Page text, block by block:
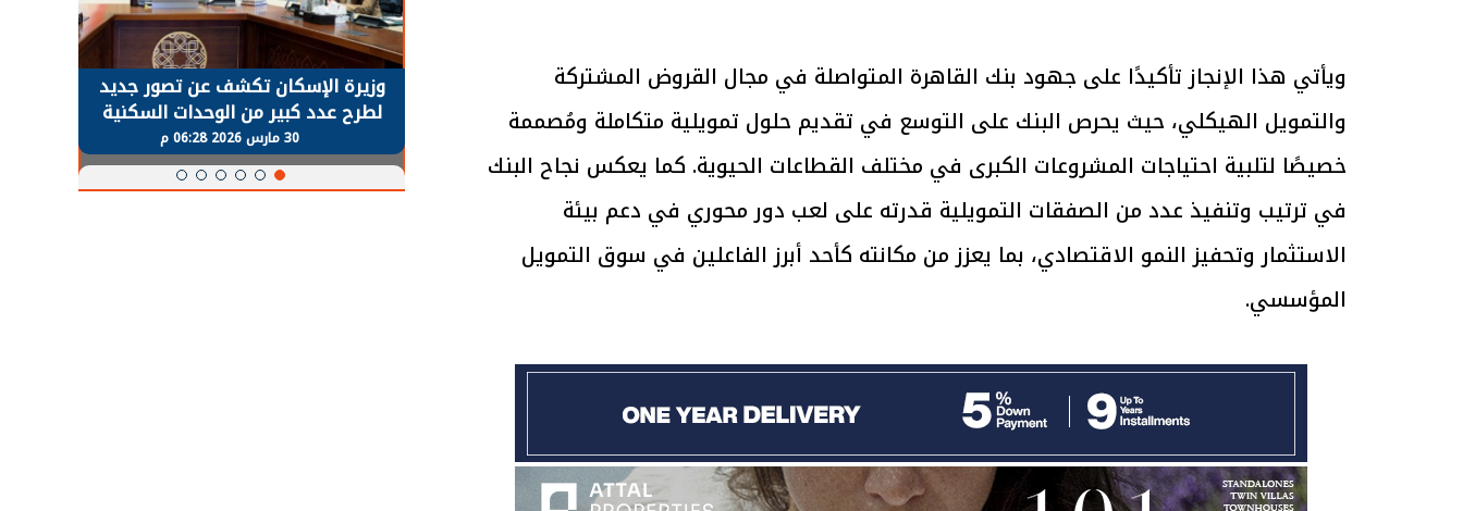
ويأتي هذا الإنجاز تأكيدًا على جهود بنك القاهرة المتواصلة في مجال القروض المشتركة
والتمويل الهيكلي، حيث يحرص البنك على التوسع في تقديم حلول تمويلية متكاملة ومُصممة
خصيصًا لتلبية احتياجات المشروعات الكبرى في مختلف القطاعات الحيوية. كما يعكس نجاح البنك
في ترتيب وتنفيذ عدد من الصفقات التمويلية قدرته على لعب دور محوري في دعم بيئة
الاستثمار وتحفيز النمو الاقتصادي، بما يعزز من مكانته كأحد أبرز الفاعلين في سوق التمويل
المؤسسي.
الرئيس السيسي: تداعيات خطيرة على
الاقتصاد العالمي وأسعار الوقود حال
استمرار الأزمة في الشرق الأوسط
رئيس الوزراء يتابع الإجراءات الخاصة
بتنفيذ التوجيهات الرئاسية بطرح وحدات
سكنية بالإيجار للمواطنين
افتتاح «إيجبس 2026» بحضور دولي
واسع.. والبترول: مصر تعزز مكانتها
بوصفها مركزًا إقليميًّا للطاقة
وزيرة الإسكان تكشف عن تصور جديد
لطرح عدد كبير من الوحدات السكنية
بنظام الإيجار